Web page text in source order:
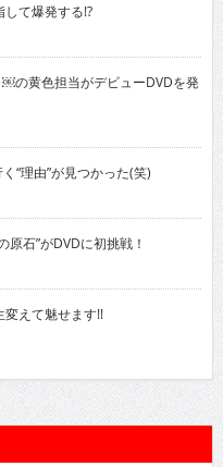
て爆発する!?
の黄色担当がデビューDVDを発
“理由”が見つかった(笑)
石”がDVDに初挑戦！
えて魅せます!!